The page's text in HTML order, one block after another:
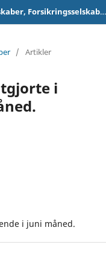
Registreringstidende for Aktieselskaber, Forsikringsselskaber og Foreninger
/ Artikler
i
i juni måned.